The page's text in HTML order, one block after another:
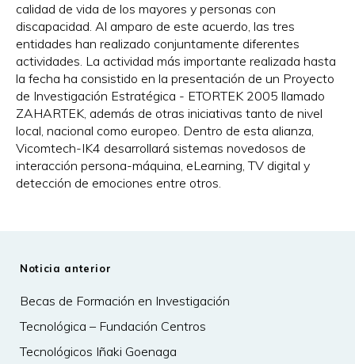
calidad de vida de los mayores y personas con
discapacidad. Al amparo de este acuerdo, las tres
entidades han realizado conjuntamente diferentes
actividades. La actividad más importante realizada hasta
la fecha ha consistido en la presentación de un Proyecto
de Investigación Estratégica - ETORTEK 2005 llamado
ZAHARTEK, además de otras iniciativas tanto de nivel
local, nacional como europeo. Dentro de esta alianza,
Vicomtech-IK4 desarrollará sistemas novedosos de
interacción persona-máquina, eLearning, TV digital y
detección de emociones entre otros.
Noticia anterior
Becas de Formación en Investigación
Tecnológica – Fundación Centros
Tecnológicos Iñaki Goenaga